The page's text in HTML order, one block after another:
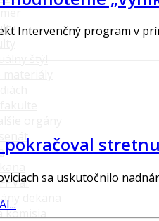
štýl
dekana
Intervenčný program v
pokračoval
sa uskutočnilo